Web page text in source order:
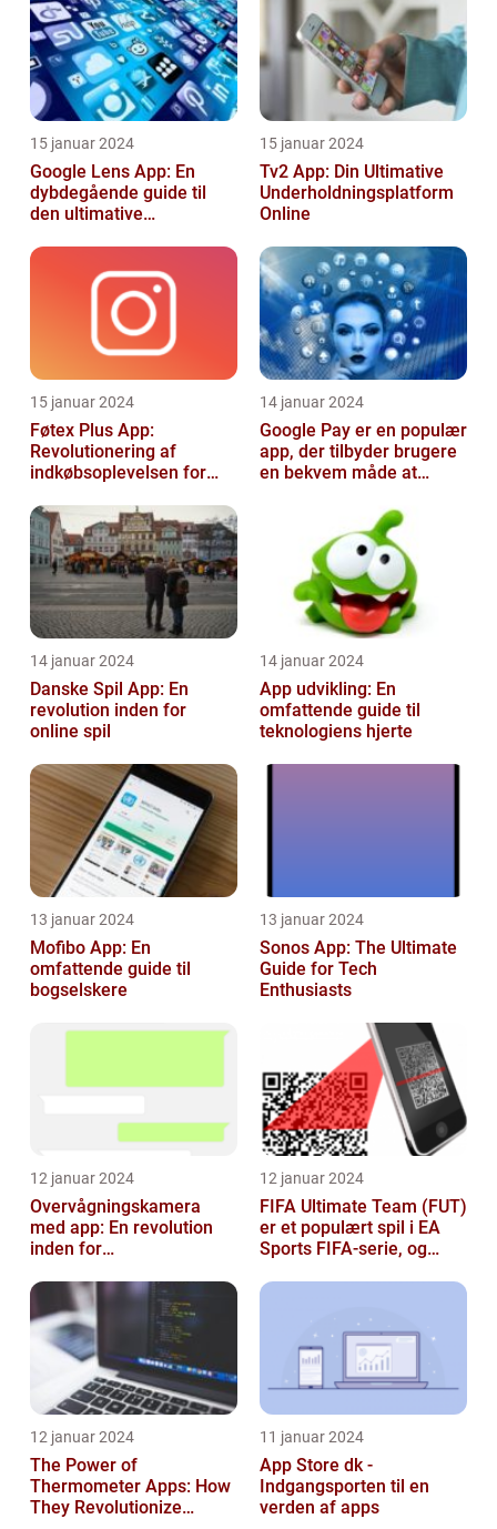
15 januar 2024
Google Lens App: En
dybdegående guide til
den ultimative
15 januar 2024
Tv2 App: Din Ultimative
Underholdningsplatform
Online
15 januar 2024
Føtex Plus App:
Revolutionering af
indkøbsoplevelsen for
14 januar 2024
Google Pay er en populær
app, der tilbyder brugere
en bekvem måde at
14 januar 2024
Danske Spil App: En
revolution inden for
online spil
14 januar 2024
App udvikling: En
omfattende guide til
teknologiens hjerte
13 januar 2024
Mofibo App: En
omfattende guide til
bogselskere
13 januar 2024
Sonos App: The Ultimate
Guide for Tech
Enthusiasts
12 januar 2024
Overvågningskamera
med app: En revolution
inden for
12 januar 2024
FIFA Ultimate Team (FUT)
er et populært spil i EA
Sports FIFA-serie, og
spæ...
12 januar 2024
The Power of
Thermometer Apps: How
They Revolutionize
11 januar 2024
App Store dk -
Indgangsporten til en
verden af apps